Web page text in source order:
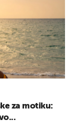
za motiku: